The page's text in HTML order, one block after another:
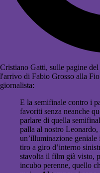
Cristiano Gatti, sulle pagine
l'arrivo di Fabio Grosso alla
giornalista:
E la semifinale contro i
favoriti senza neanche
parlare di quella
palla al nostro
un’illuminazione geniale
tiro a giro d’interno
stavolta il film già visto,
incubo perenne, quello